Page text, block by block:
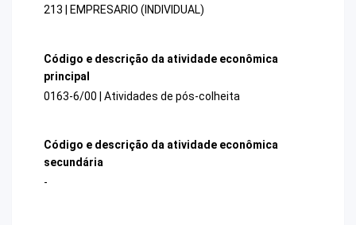
213 | EMPRESARIO (INDIVIDUAL)
Código e descrição da atividade econômica
principal
0163-6/00 | Atividades de pós-colheita
Código e descrição da atividade econômica
secundária
-